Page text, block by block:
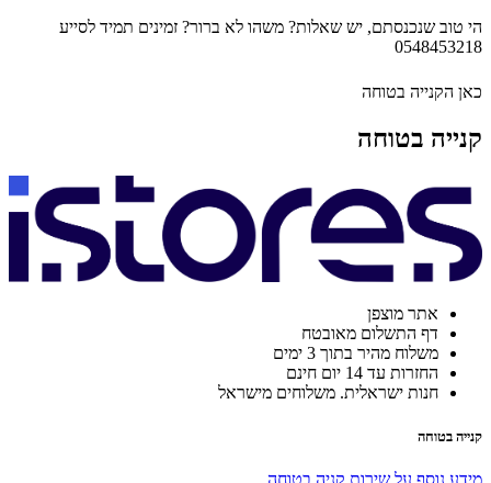
הי טוב שנכנסתם, יש שאלות? משהו לא ברור? זמינים תמיד לסייע
0548453218
כאן הקנייה בטוחה
קנייה בטוחה
אתר מוצפן
דף התשלום מאובטח
משלוח מהיר בתוך 3 ימים
החזרות עד 14 יום חינם
חנות ישראלית. משלוחים מישראל
קנייה בטוחה
מידע נוסף על שירות קניה בטוחה